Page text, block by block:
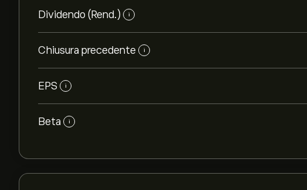
Dividendo (Rend.) i
Chiusura precedente i
EPS i
Beta i